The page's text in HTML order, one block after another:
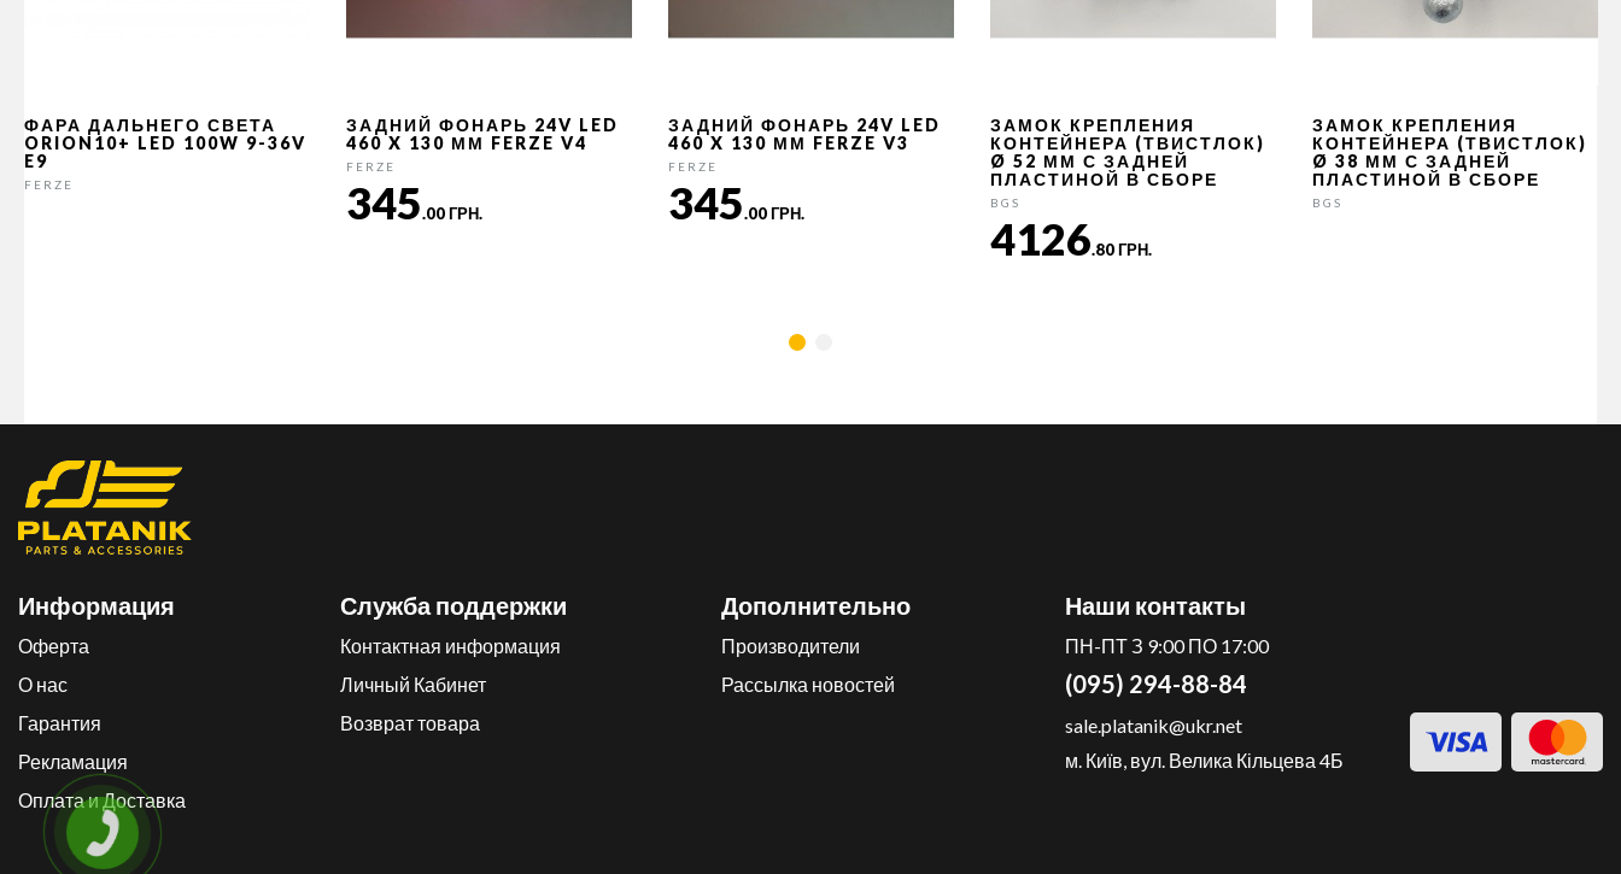
ФАРА ДАЛЬНЕГО СВЕТА
ORION10+ LED 100W 9-36V
E9
FERZE
ЗАДНИЙ ФОНАРЬ 24V LED
460 X 130 ММ FERZE V4
FERZE
345.00 ГРН.
ЗАДНИЙ ФОНАРЬ 24V LED
460 X 130 ММ FERZE V3
FERZE
345.00 ГРН.
ЗАМОК КРЕПЛЕНИЯ
КОНТЕЙНЕРА (ТВИСТЛОК)
Ø 52 ММ С ЗАДНЕЙ
ПЛАСТИНОЙ В СБОРЕ
BGS
4126.80 ГРН.
ЗАМОК КРЕПЛЕНИЯ
КОНТЕЙНЕРА (ТВИСТЛОК)
Ø 38 ММ С ЗАДНЕЙ
ПЛАСТИНОЙ В СБОРЕ
BGS
Информация
Оферта
О нас
Гарантия
Рекламация
Оплата и Доставка
Служба поддержки
Контактная информация
Личный Кабинет
Возврат товара
Дополнительно
Производители
Рассылка новостей
Наши контакты
ПН-ПТ З 9:00 ПО 17:00
(095) 294-88-84
sale.platanik@ukr.net
м. Київ, вул. Велика Кільцева 4Б